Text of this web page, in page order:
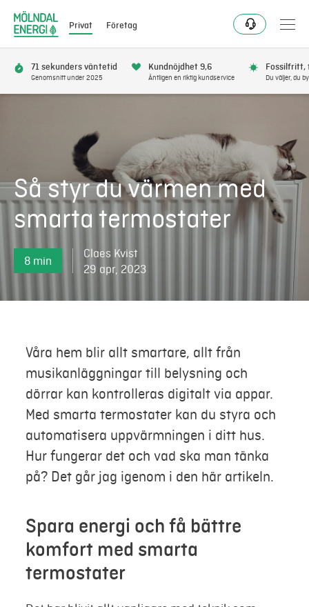
Privat Företag
Förnya
Se avbrott
Få bonus
Elnät
Logga in
Mina sidor
71 sekunders väntetid
Genomsnitt under 2025
Kundnöjdhet 9,6
Äntligen en riktig kundservice
Fossilfritt,
Du väljer, du
Så styr du värmen med
smarta termostater
8 min
Claes Kvist
29 apr, 2023
Våra hem blir allt smartare, allt från
musikanläggningar till belysning och
dörrar kan kontrolleras digitalt via appar.
Med smarta termostater kan du styra och
automatisera uppvärmningen i ditt hus.
Hur fungerar det och vad ska man tänka
på? Det går jag igenom i den här artikeln.
Spara energi och få bättre
komfort med smarta
termostater